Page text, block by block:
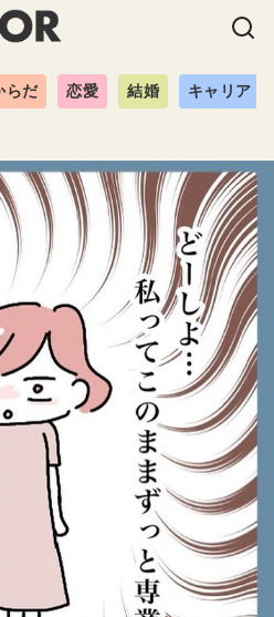
らだ 恋愛 結婚 キャリア